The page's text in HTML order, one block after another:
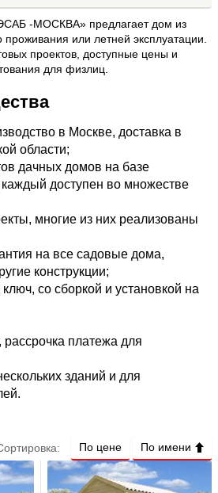
товары
(класс С)
10
(класс С) 78
-МОСКВА» предлагает дом из
проживания или летней эксплуатации.
проектов, доступные цены и
для физлиц.
в Москве, доставка в
области;
дачных домов на базе
доступен во множестве
многие из них реализованы
на все садовые дома,
конструкции;
со сборкой и установкой на
рассрочка платежа для
зданий и для
По цене По имени